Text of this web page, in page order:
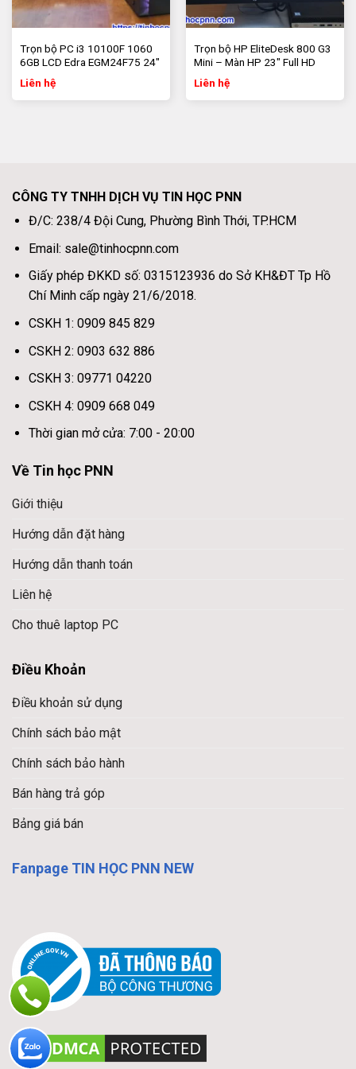
mainboard, card đồ họa (VGA), nguồn (PSU), case (vỏ
thùng máy tính), chuột (mouse), bàn phím (keyboard)…
Hãy liên hệ ngay với chúng tôi để nhận tư vấn miễn phí.
Giờ làm việc: 8h00 – 17h00
Website: https://tinhocpnn.com/may-tinh-ban
Trọn bộ PC i3 10100F 1060
6GB LCD Edra EGM24F75 24″
FHD 75Hz
Liên hệ
Trọn bộ HP EliteDesk 800 G3
Mini – Màn HP 23″ Full HD
Liên hệ
CÔNG TY TNHH DỊCH VỤ TIN HỌC PNN
Đ/C: 238/4 Đội Cung, Phường Bình Thới, TP.HCM
Email: sale@tinhocpnn.com
Giấy phép ĐKKD số: 0315123936 do Sở KH&ĐT Tp Hồ
Chí Minh cấp ngày 21/6/2018.
CSKH 1: 0909 845 829
CSKH 2: 0903 632 886
CSKH 3: 09771 04220
CSKH 4: 0909 668 049
Thời gian mở cửa: 7:00 - 20:00
Về Tin học PNN
Giới thiệu
Hướng dẫn đặt hàng
Hướng dẫn thanh toán
Liên hệ
Cho thuê laptop PC
Điều Khoản
Điều khoản sử dụng
Chính sách bảo mật
Chính sách bảo hành
Bán hàng trả góp
Bảng giá bán
Fanpage TIN HỌC PNN NEW